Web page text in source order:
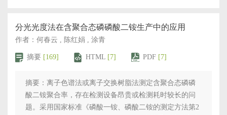
分光光度法在含聚合态磷磷酸二铵生产中的应用
作者：何春云 , 陈红娟 , 涂青
摘要 [169] HTML [7] PDF [7]
摘要：离子色谱法或离子交换树脂法测定含聚合态磷磷
酸二铵聚合率，存在检测设备昂贵或检测耗时较长的问
题。采用国家标准《磷酸一铵、磷酸二铵的测定方法第2